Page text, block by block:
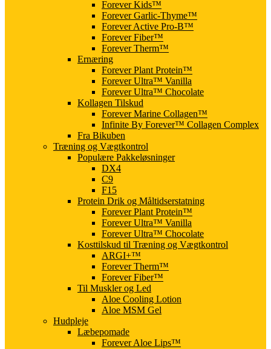
Forever Kids™
Forever Garlic-Thyme™
Forever Active Pro-B™
Forever Fiber™
Forever Therm™
Ernæring
Forever Plant Protein™
Forever Ultra™ Vanilla
Forever Ultra™ Chocolate
Kollagen Tilskud
Forever Marine Collagen™
Infinite By Forever™ Collagen Complex
Fra Bikuben
Træning og Vægtkontrol
Populære Pakkeløsninger
DX4
C9
F15
Protein Drik og Måltidserstatning
Forever Plant Protein™
Forever Ultra™ Vanilla
Forever Ultra™ Chocolate
Kosttilskud til Træning og Vægtkontrol
ARGI+™
Forever Therm™
Forever Fiber™
Til Muskler og Led
Aloe Cooling Lotion
Aloe MSM Gel
Hudpleje
Læbepomade
Forever Aloe Lips™